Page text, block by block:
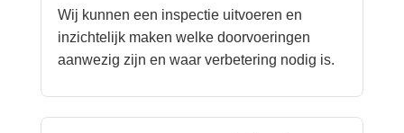
Wij kunnen een inspectie uitvoeren en
inzichtelijk maken welke doorvoeringen
aanwezig zijn en waar verbetering nodig is.